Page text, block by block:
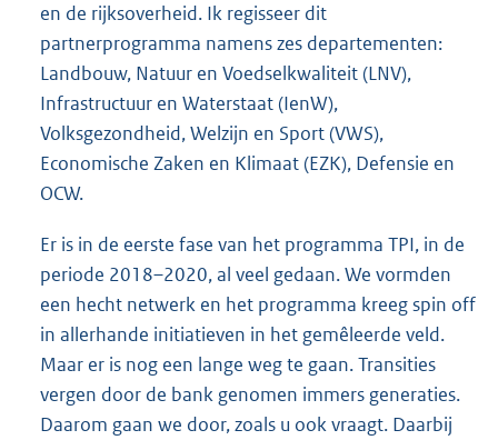
en de rijksoverheid. Ik regisseer dit
partnerprogramma namens zes departementen:
Landbouw, Natuur en Voedselkwaliteit (LNV),
Infrastructuur en Waterstaat (IenW),
Volksgezondheid, Welzijn en Sport (VWS),
Economische Zaken en Klimaat (EZK), Defensie en
OCW.
Er is in de eerste fase van het programma TPI, in de
periode 2018–2020, al veel gedaan. We vormden
een hecht netwerk en het programma kreeg spin off
in allerhande initiatieven in het gemêleerde veld.
Maar er is nog een lange weg te gaan. Transities
vergen door de bank genomen immers generaties.
Daarom gaan we door, zoals u ook vraagt. Daarbij